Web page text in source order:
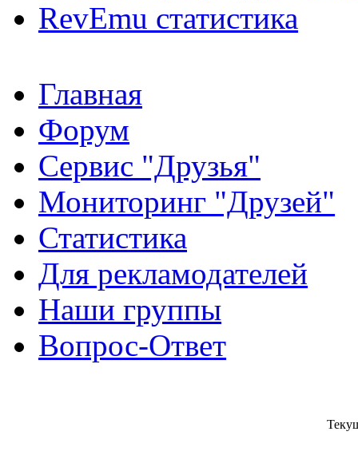
RevEmu статистика
Главная
Форум
Сервис "Друзья"
Мониторинг "Друзей"
Статистика
Для рекламодателей
Наши группы
Вопрос-Ответ